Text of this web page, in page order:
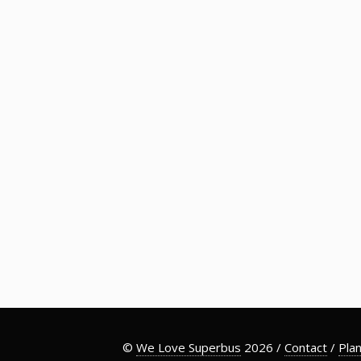
© We Love Superbus 2026 / Contact /